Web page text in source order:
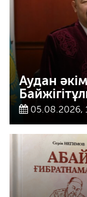
Аудан
05.08.2026,